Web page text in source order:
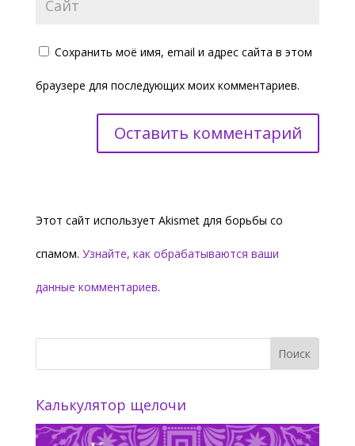
Сохранить моё имя, email и адрес сайта в этом
браузере для последующих моих комментариев.
Этот сайт использует Akismet для борьбы со
спамом. Узнайте, как обрабатываются ваши
данные комментариев.
Калькулятор щелочи